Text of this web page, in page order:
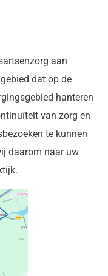
aan
dat op de
hanteren
van zorg en
te kunnen
daarom naar uw